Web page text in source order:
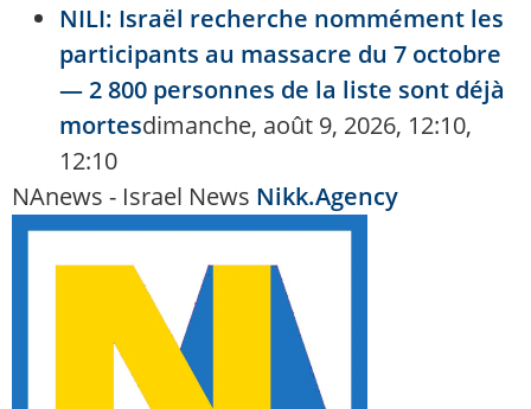
NILI: Israël recherche nommément les
participants au massacre du 7 octobre
— 2 800 personnes de la liste sont déjà
mortesdimanche, août 9, 2026, 12:10,
12:10
NAnews - Israel News Nikk.Agency